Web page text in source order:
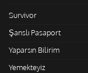
Survivor
Şanslı Pasaport
Yaparsın Bilirim
Yemekteyiz